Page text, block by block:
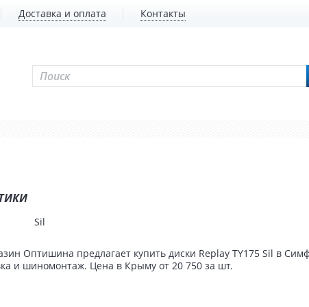
Доставка и оплата Контакты
Sil
Оптишина предлагает купить диски Replay TY175 Sil в
и шиномонтаж. Цена в Крыму от 20 750 за шт.